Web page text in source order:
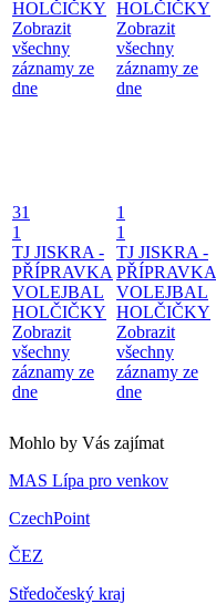
HOLČIČKY
Zobrazit
všechny
záznamy ze
dne
HOLČIČKY
Zobrazit
všechny
záznamy ze
dne
31
1
TJ JISKRA -
PŘÍPRAVKA
VOLEJBAL
HOLČIČKY
Zobrazit
všechny
záznamy ze
dne
1
1
TJ JISKRA -
PŘÍPRAVKA
VOLEJBAL
HOLČIČKY
Zobrazit
všechny
záznamy ze
dne
Mohlo by Vás zajímat
MAS Lípa pro venkov
CzechPoint
ČEZ
Středočeský kraj